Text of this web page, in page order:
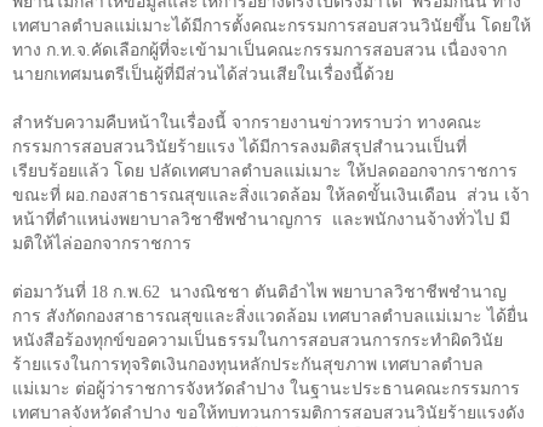
เทศบาลตำบลแม่เมาะได้มีการตั้งคณะกรรมการสอบสวนวินัยขึ้น โดยให้
ทาง ก.ท.จ.คัดเลือกผู้ที่จะเข้ามาเป็นคณะกรรมการสอบสวน เนื่องจาก
นายกเทศมนตรีเป็นผู้ที่มีส่วนได้ส่วนเสียในเรื่องนี้ด้วย
สำหรับความคืบหน้าในเรื่องนี้ จากรายงานข่าวทราบว่า ทางคณะ
กรรมการสอบสวนวินัยร้ายแรง ได้มีการลงมติสรุปสำนวนเป็นที่
เรียบร้อยแล้ว โดย ปลัดเทศบาลตำบลแม่เมาะ ให้ปลดออกจากราชการ
ขณะที่ ผอ.กองสาธารณสุขและสิ่งแวดล้อม ให้ลดขั้นเงินเดือน
ส่วน เจ้า
หน้าที่ตำแหน่งพยาบาลวิชาชีพชำนาญการ
และพนักงานจ้างทั่วไป มี
มติให้ไล่ออกจากราชการ
ต่อมาวันที่ 18 ก.พ. 62 นางณิชชา ตันติอำไพ พยาบาลวิชาชีพชำนาญ
การ สังกัดกองสาธารณสุขและสิ่งแวดล้อม เทศบาลตำบลแม่เมาะ ได้ยื่น
หนังสือร้องทุกข์ขอความเป็นธรรมในการสอบสวนการกระทำผิดวินัย
ร้ายแรงในการทุจริตเงินกองทุนหลักประกันสุขภาพ เทศบาลตำบล
แม่เมาะ ต่อผู้ว่าราชการจังหวัดลำปาง ในฐานะประธานคณะกรรมการ
เทศบาลจังหวัดลำปาง ขอให้ทบทวนการมติการสอบสวนวินัยร้ายแรงดัง